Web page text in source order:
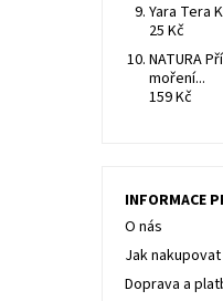
Yara Tera
25 Kč
NATURA
moření...
159 Kč
INFORMACE
O nás
Jak nakupovat
Doprava a